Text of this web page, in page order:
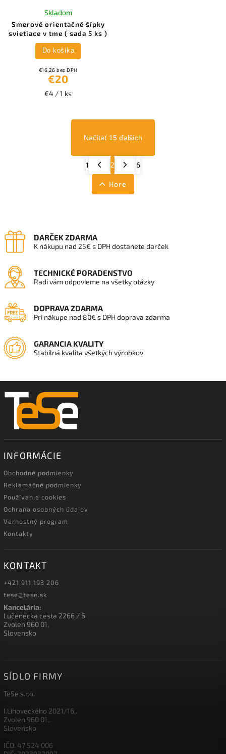
Smerové orientačné šípky
svietiace v tme ( sada 5 ks )
Skladom
€16,26 bez DPH
€20
€4 / 1 ks
Do košíka
Načítať 15 ďalších
1 2 6
Hore
DARČEK ZDARMA
K nákupu nad 25€ s DPH dostanete darček
TECHNICKÉ PORADENSTVO
Radi vám odpovieme na všetky otázky
DOPRAVA ZDARMA
Pri nákupe nad 80€ s DPH doprava zdarma
GARANCIA KVALITY
Stabilná kvalita všetkých výrobkov
INFORMÁCIE
Obchodné podmienky
Reklamačné podmienky
Používanie cookies
Ochrana osobných údajov
Vernostný program
Kontakty
KONTAKT
+421 911 193 206
tese@tese.sk
Kancelária:
Lučenecka cesta 2266 / 6,
Zvolen 960 01,
Slovensko
SÍDLO FIRMY
TeSe s.r.o.
I.Lihoveckého 2021/16,.
Zvolen 960 01,.
Slovensko
IČO: 47 524 006